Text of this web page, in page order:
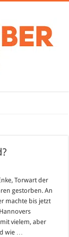
Torwart der
gestorben. An
machte bis jetzt
vielem, aber
wie …